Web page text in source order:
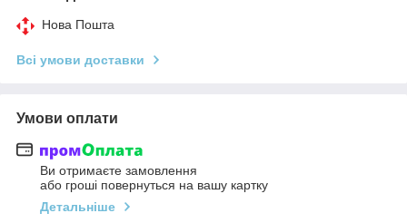
Нова Пошта
Всі умови доставки
Умови оплати
Ви отримаєте замовлення
або гроші повернуться на вашу картку
Детальніше